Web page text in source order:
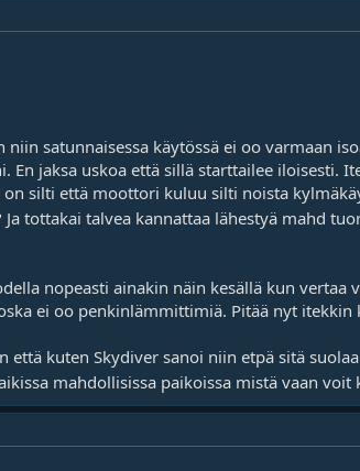
satunnaisessa käytössä ei oo varmaan
jaksa uskoa että sillä starttailee iloisesti.
silti että moottori kuluu silti noista
tottakai talvea kannattaa lähestyä mahd
nopeasti ainakin näin kesällä kun
ei oo penkinlämmittimiä. Pitää nyt itekkin
että kuten Skydiver sanoi niin etpä sitä
mahdollisissa paikoissa mistä vaan